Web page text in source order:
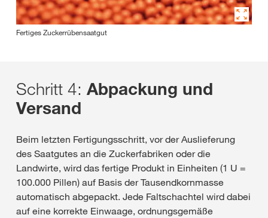
Fertiges Zuckerrübensaatgut
Schritt 4: Abpackung und
Versand
Beim letzten Fertigungsschritt, vor der Auslieferung
des Saatgutes an die Zuckerfabriken oder die
Landwirte, wird das fertige Produkt in Einheiten (1 U =
100.000 Pillen) auf Basis der Tausendkornmasse
automatisch abgepackt. Jede Faltschachtel wird dabei
auf eine korrekte Einwaage, ordnungsgemäße